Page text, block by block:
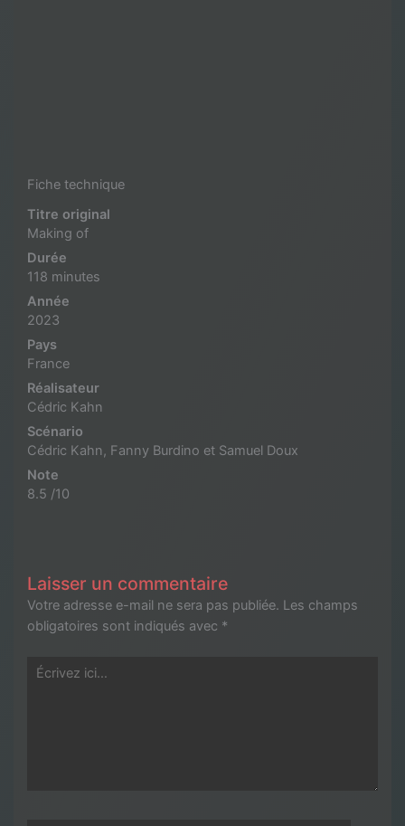
Fiche technique
Titre original
Making of
Durée
118 minutes
Année
2023
Pays
France
Réalisateur
Cédric Kahn
Scénario
Cédric Kahn, Fanny Burdino et Samuel Doux
Note
8.5 /10
Laisser un commentaire
Votre adresse e-mail ne sera pas publiée. Les champs
obligatoires sont indiqués avec *
Écrivez